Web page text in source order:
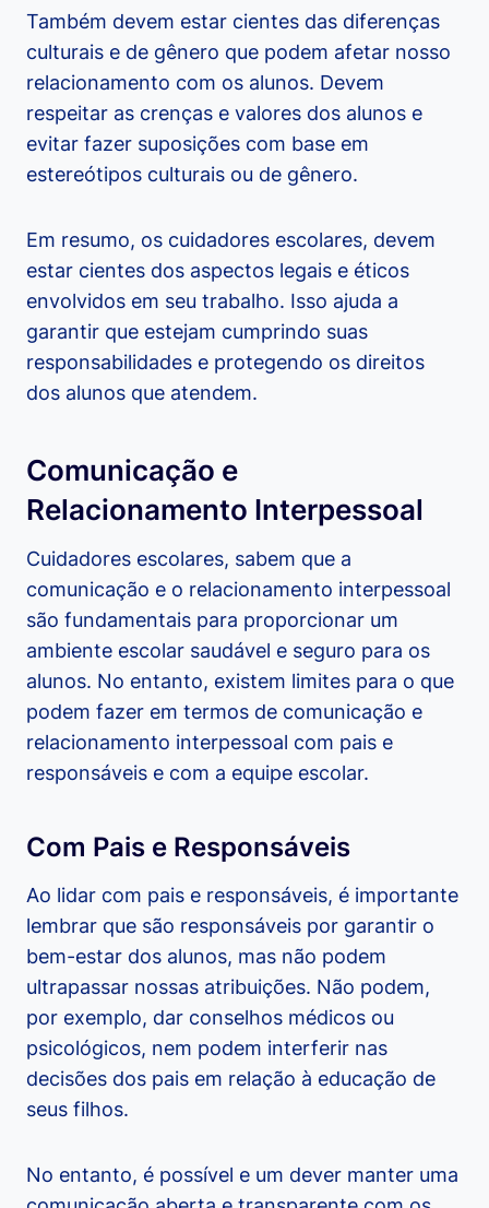
Também devem estar cientes das diferenças
culturais e de gênero que podem afetar nosso
relacionamento com os alunos. Devem
respeitar as crenças e valores dos alunos e
evitar fazer suposições com base em
estereótipos culturais ou de gênero.
Em resumo, os cuidadores escolares, devem
estar cientes dos aspectos legais e éticos
envolvidos em seu trabalho. Isso ajuda a
garantir que estejam cumprindo suas
responsabilidades e protegendo os direitos
dos alunos que atendem.
Comunicação e
Relacionamento Interpessoal
Cuidadores escolares, sabem que a
comunicação e o relacionamento interpessoal
são fundamentais para proporcionar um
ambiente escolar saudável e seguro para os
alunos. No entanto, existem limites para o que
podem fazer em termos de comunicação e
relacionamento interpessoal com pais e
responsáveis e com a equipe escolar.
Com Pais e Responsáveis
Ao lidar com pais e responsáveis, é importante
lembrar que são responsáveis por garantir o
bem-estar dos alunos, mas não podem
ultrapassar nossas atribuições. Não podem,
por exemplo, dar conselhos médicos ou
psicológicos, nem podem interferir nas
decisões dos pais em relação à educação de
seus filhos.
No entanto, é possível e um dever manter uma